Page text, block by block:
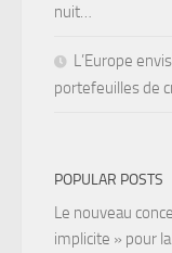
nuit…
L’Europe
portefeuilles de
POPULAR POSTS
Le nouveau
implicite » pour